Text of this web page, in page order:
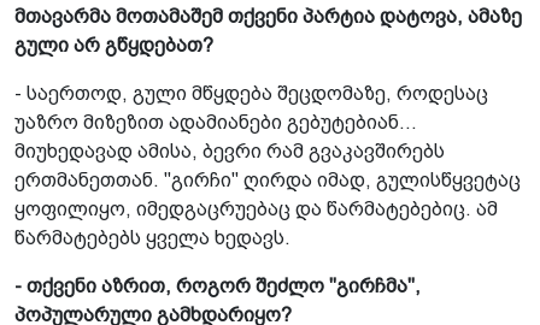
მთავარმა მოთამაშემ თქვენი პარტია დატოვა, ამაზე
გული არ გწყდებათ?
- საერთოდ, გული მწყდება შეცდომაზე, როდესაც
უაზრო მიზეზით ადამიანები გებუტებიან...
მიუხედავად ამისა, ბევრი რამ გვაკავშირებს
ერთმანეთთან. "გირჩი" ღირდა იმად, გულისწყვეტაც
ყოფილიყო, იმედგაცრუებაც და წარმატებებიც. ამ
წარმატებებს ყველა ხედავს.
- თქვენი აზრით, როგორ შეძლო "გირჩმა",
პოპულარული გამხდარიყო?